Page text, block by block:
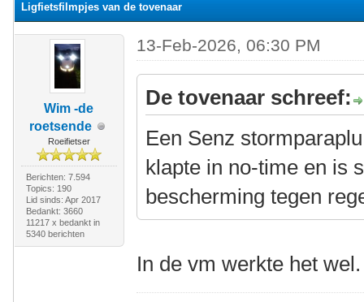
Ligfietsfilmpjes van de tovenaar
Wim -de
roetsende
Roeifietser
Berichten: 7.594
Topics: 190
Lid sinds: Apr 2017
Bedankt: 3660
11217 x bedankt in
5340 berichten
13-Feb-2026, 06:30 PM
De tovenaar schreef:
Een Senz
klapte in no-time en is
bescherming tegen
In de vm werkte het wel.